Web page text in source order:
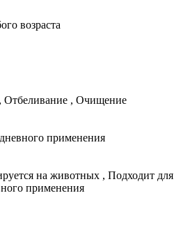
возраста
, Отбеливание , Очищение
применения
на животных , Подходит для
применения